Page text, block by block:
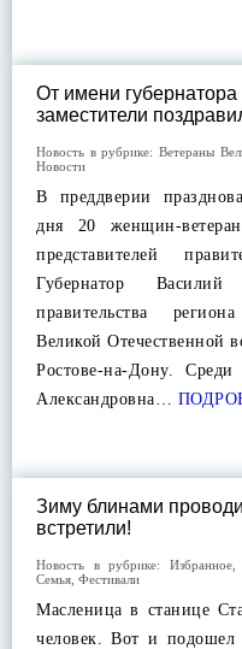
От имени губернатора
заместители
Новость в рубрике: Ветераны
Новости
В преддверии
дня 20 женщин-
представителей
Губернатор
правительства
Великой Отечественной
Ростове-на-Дону.
Александровна…
Зиму блинами
встретили!
Новость в рубрике: Избранное
Семья Фестивали
Масленица в станице
человек. Вот и подошел